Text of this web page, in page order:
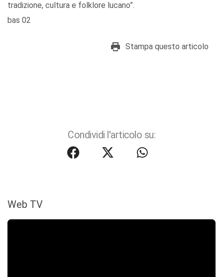
tradizione, cultura e folklore lucano”.
bas 02
Stampa questo articolo
Condividi l'articolo su:
Web TV